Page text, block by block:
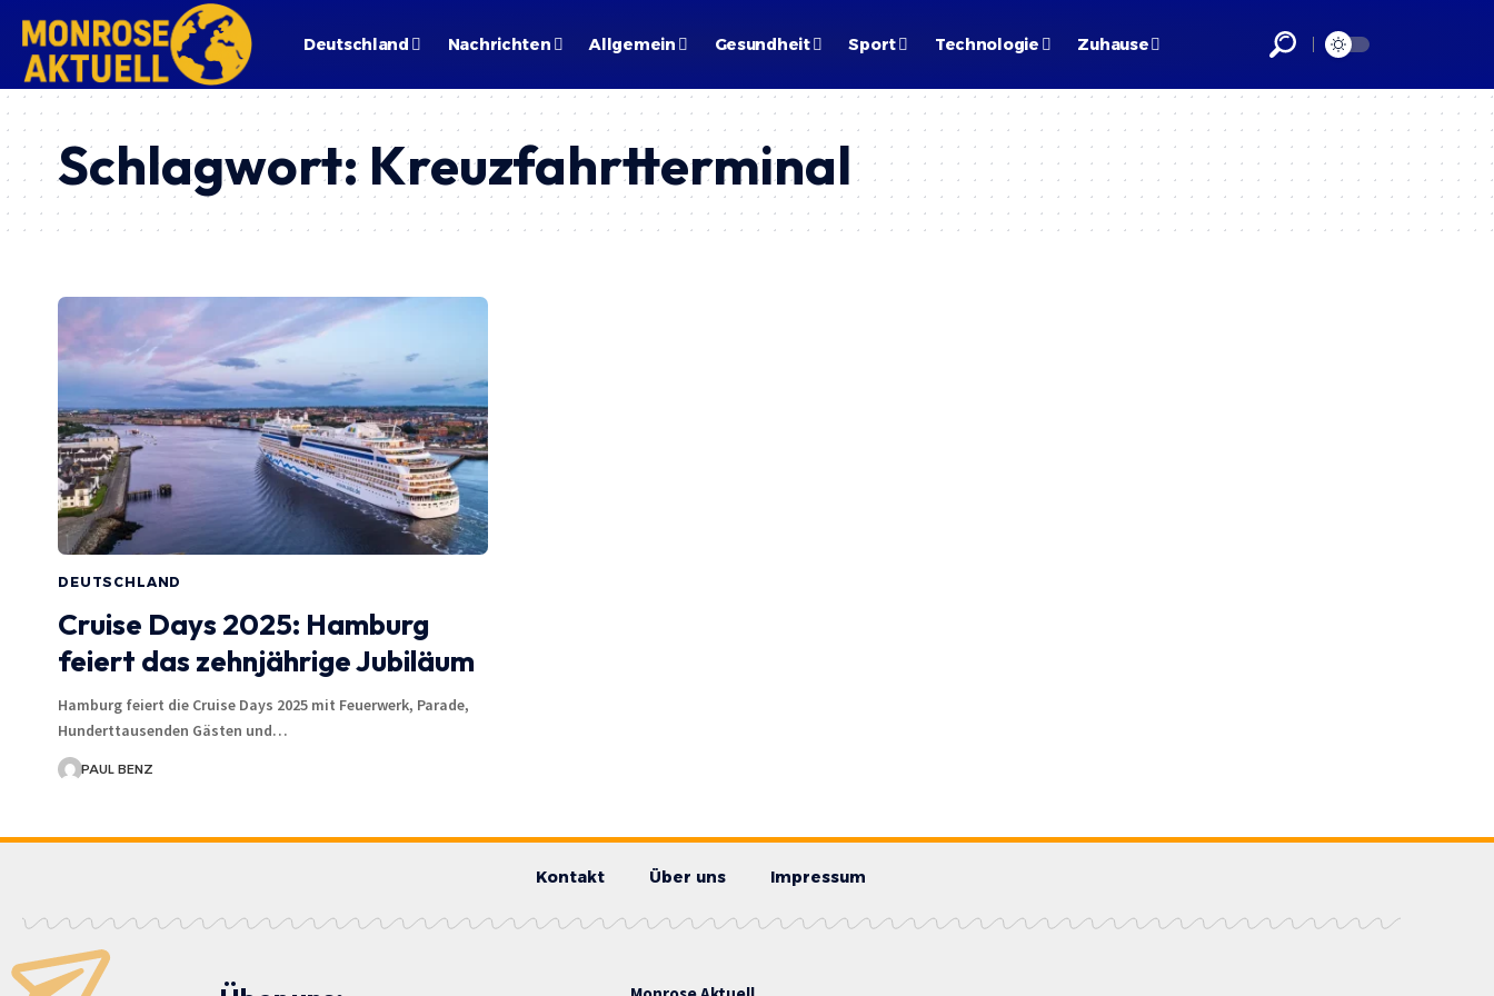
Deutschland Nachrichten Allgemein Gesundheit Sport Technologie Zuhause
Schlagwort: Kreuzfahrtterminal
DEUTSCHLAND
Cruise Days 2025: Hamburg
feiert das zehnjährige Jubiläum
Hamburg feiert die Cruise Days 2025 mit Feuerwerk, Parade,
Hunderttausenden Gästen und…
PAUL BENZ
Kontakt Über uns Impressum